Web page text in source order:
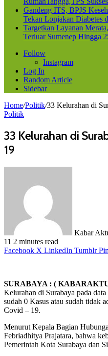
Gandeng ITS, BPJS
Tekan Lonjakan Diabetes
Targetkan Layanan
Terluar Sumenep Hingga
Follow
Instagram
Log In
Random Article
Sidebar
Home/Politik/33 Kelurahan di
Politik
33 Kelurahan di
19
Kabar
11 2 minutes read
Facebook X LinkedIn Tumblr
SURABAYA : (
Kelurahan di Surabaya pada
sudah 0 Kasus atau sudah tidak
Covid – 19.
Menurut Kepala Bagian
Febriadhitya Prajatara, bahwa
Pemerintah Kota Surabaya dan